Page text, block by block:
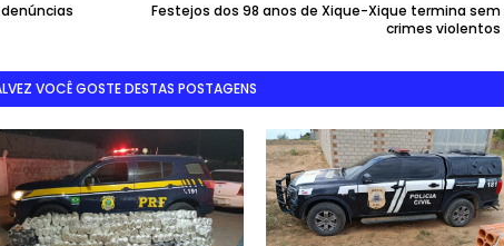
Festejos dos 98 anos de Xique-Xique termina sem
crimes violentos
VOCÊ GOSTE DESTAS POSTAGENS